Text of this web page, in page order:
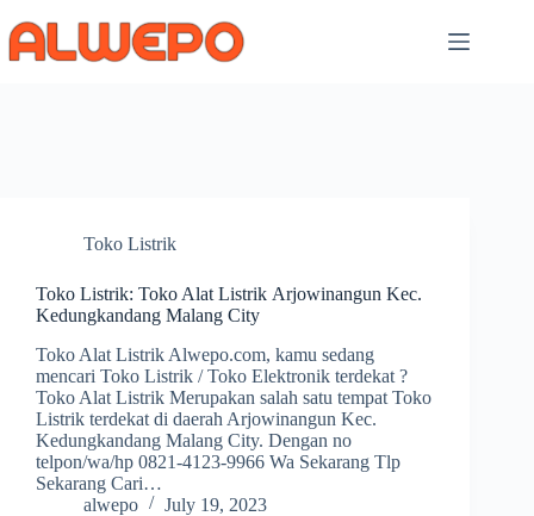
to
content
Toko Listrik
Toko Listrik: Toko Alat Listrik Arjowinangun Kec.
Kedungkandang Malang City
Toko Alat Listrik Alwepo.com, kamu sedang
mencari Toko Listrik / Toko Elektronik terdekat ?
Toko Alat Listrik Merupakan salah satu tempat Toko
Listrik terdekat di daerah Arjowinangun Kec.
Kedungkandang Malang City. Dengan no
telpon/wa/hp 0821-4123-9966 Wa Sekarang Tlp
Sekarang Cari…
alwepo
July 19, 2023